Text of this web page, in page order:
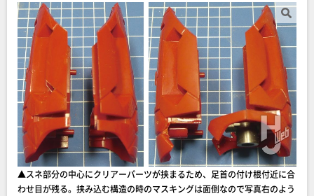
▲スネ部分の中心にクリアーパーツが挟まるため、足首の付け根付近に合
わせ目が残る。挟み込む構造の時のマスキングは面倒なので写真右のよう